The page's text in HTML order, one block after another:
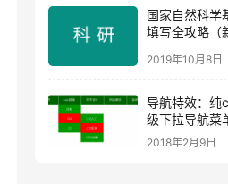
国家自然科学
填写全攻略（
2019年10月8日
导航特效：纯
级下拉导航菜
2018年2月9日